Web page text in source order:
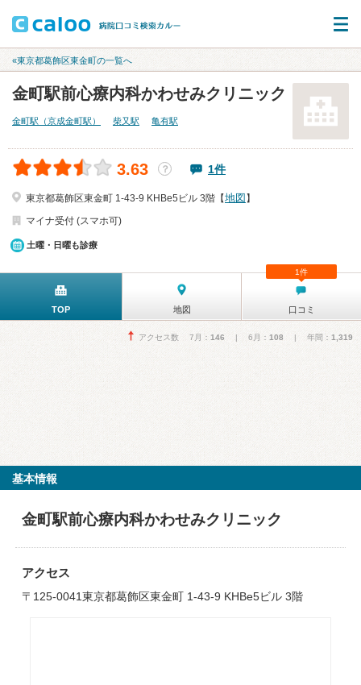
«東京都葛飾区東金町の一覧へ
金町駅前心療内科かわせみクリニック
金町駅（京成金町駅） 柴又駅 亀有駅
3.63 ？ 1件
東京都葛飾区東金町 1-43-9 KHBe5ビル 3階【地図 】
マイナ受付 (スマホ可)
土曜・日曜も診療
TOP 地図 口コミ
1件
アクセス数 7月： 146 | 6月： 108 | 年間： 1,319
基本情報
金町駅前心療内科かわせみクリニック
アクセス
〒125-0041東京都葛飾区東金町 1-43-9 KHBe5ビル 3階